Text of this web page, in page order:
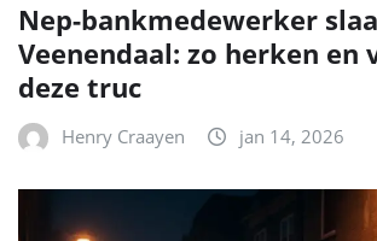
Nep-bankmedewerker
Veenendaal: zo herken en
deze truc
Henry Craayen jan 14, 2026